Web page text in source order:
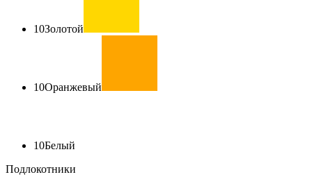
10Золотой
10Оранжевый
10Белый
Подлокотники